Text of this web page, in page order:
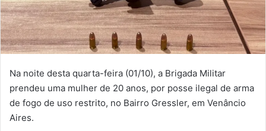
Na noite desta quarta-feira (01/10), a Brigada Militar
prendeu uma mulher de 20 anos, por posse ilegal de arma
de fogo de uso restrito, no Bairro Gressler, em Venâncio
Aires.